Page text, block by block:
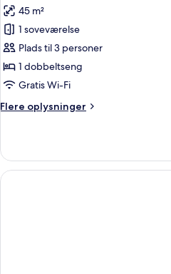
45 m²
1 soveværelse
Plads til 3 personer
1 dobbeltseng
Gratis Wi-Fi
Flere oplysninger
Flere
Suite